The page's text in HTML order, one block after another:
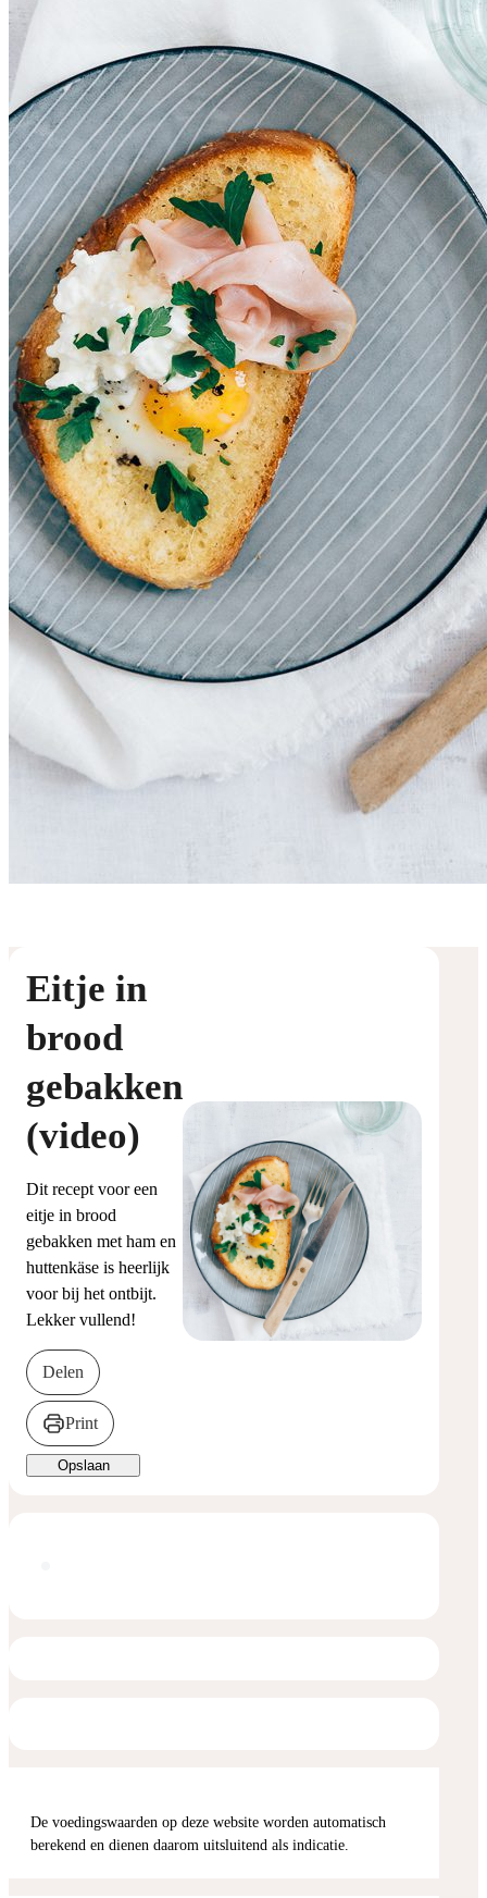
Eitje in
brood
gebakken
(video)
Dit recept voor een
eitje in brood
gebakken met ham en
huttenkäse is heerlijk
voor bij het ontbijt.
Lekker vullend!
Delen
Print
Opslaan
De voedingswaarden op deze website worden automatisch
berekend en dienen daarom uitsluitend als indicatie.